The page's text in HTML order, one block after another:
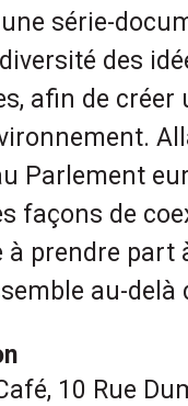
série-
des
afin de
Parlement
façons de
à prendre part
au-
10 Rue